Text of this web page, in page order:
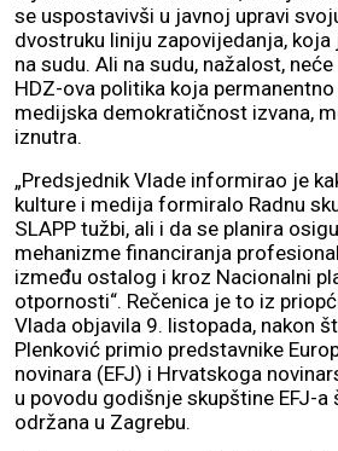
se uspostavivši u javnoj upravi
dvostruku liniju zapovijedanja,
na sudu. Ali na sudu, nažalost,
HDZ-ova politika koja
medijska demokratičnost izvana,
iznutra.
„Predsjednik Vlade informirao je
kulture i medija formiralo Radnu
SLAPP tužbi, ali i da se planira
mehanizme financiranja
između ostalog i kroz Nacionalni
otpornosti“. Rečenica je to iz
Vlada objavila 9. listopada, nakon
Plenković primio predstavnike
novinara (EFJ) i Hrvatskoga
u povodu godišnje skupštine EFJ-
održana u Zagrebu.